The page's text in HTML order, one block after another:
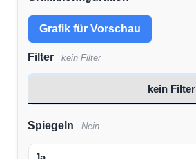
Grafik für Vorschau
Filter kein Filter
kein Filter
Spiegeln Nein